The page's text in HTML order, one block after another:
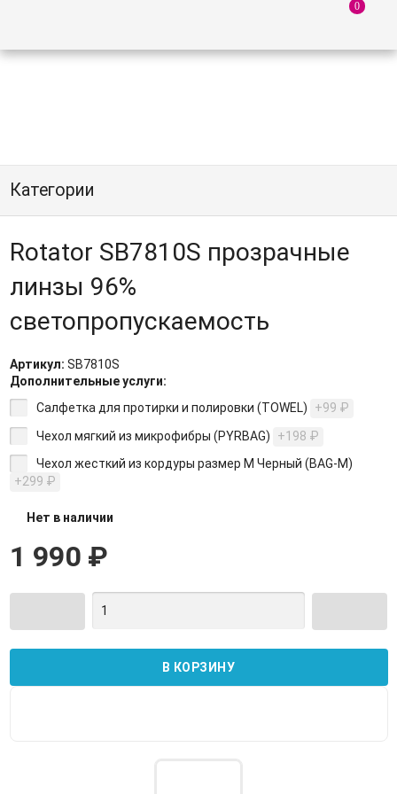
Категории
Rotator SB7810S прозрачные
линзы 96%
светопропускаемость
Артикул: SB7810S
Дополнительные услуги:
Салфетка для протирки и полировки (TOWEL)
+99 ₽
Чехол мягкий из микрофибры (PYRBAG)
+198 ₽
Чехол жесткий из кордуры размер M Черный (BAG-М)
+299 ₽
Нет в наличии
1 990 ₽